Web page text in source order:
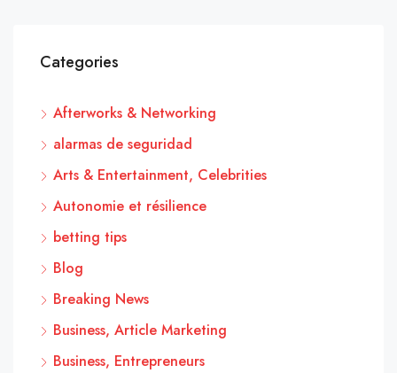
Categories
Afterworks & Networking
alarmas de seguridad
Arts & Entertainment, Celebrities
Autonomie et résilience
betting tips
Blog
Breaking News
Business, Article Marketing
Business, Entrepreneurs